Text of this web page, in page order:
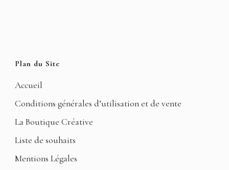
Plan du Site
Accueil
Conditions générales d’utilisation et de vente
La Boutique Créative
Liste de souhaits
Mentions Légales